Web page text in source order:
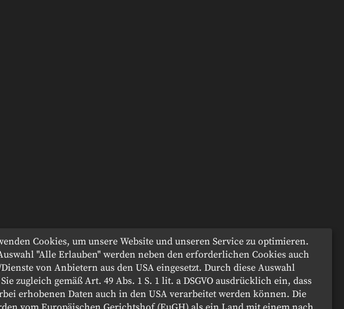
Cookies, um unsere Website und unseren Service zu optimieren.
"Alle Erlauben" werden neben den erforderlichen Cookies auch
von Anbietern aus den USA eingesetzt. Durch diese Auswahl
zugleich gemäß Art. 49 Abs. 1 S. 1 lit. a DSGVO ausdrücklich ein, dass
erhobenen Daten auch in den USA verarbeitet werden können. Die